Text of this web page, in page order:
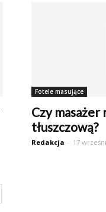
Fotele masujące
Czy
tłuszczową?
Redakcja - 17